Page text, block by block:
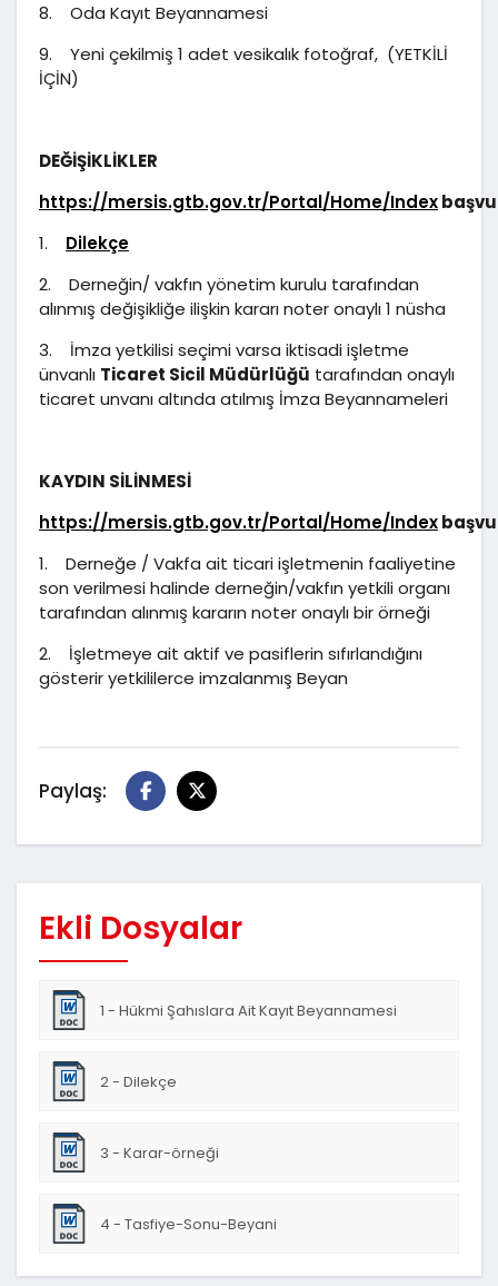
8. Oda Kayıt Beyannamesi
9. Yeni çekilmiş 1 adet vesikalık fotoğraf, (YETKİLİ
İÇİN)
DEĞİŞİKLİKLER
https://mersis.gtb.gov.tr/Portal/Home/Index
1. Dilekçe
2. Derneğin/ vakfın yönetim kurulu tarafından
alınmış değişikliğe ilişkin kararı noter onaylı 1 nüsha
3. İmza yetkilisi seçimi varsa iktisadi işletme
ünvanlı Ticaret Sicil Müdürlüğü tarafından onaylı
ticaret unvanı altında atılmış İmza Beyannameleri
KAYDIN SİLİNMESİ
https://mersis.gtb.gov.tr/Portal/Home/Index
1. Derneğe / Vakfa ait ticari işletmenin faaliyetine
son verilmesi halinde derneğin/vakfın yetkili organı
tarafından alınmış kararın noter onaylı bir örneği
2. İşletmeye ait aktif ve pasiflerin sıfırlandığını
gösterir yetkililerce imzalanmış Beyan
Paylaş:
Ekli Dosyalar
1 - Hükmi Şahıslara Ait Kayıt Beyannamesi
2 - Dilekçe
3 - Karar-örneği
4 - Tasfiye-Sonu-Beyani